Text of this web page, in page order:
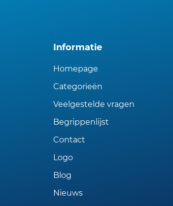
Informatie
Homepage
Categorieën
Veelgestelde vragen
Begrippenlijst
Contact
Logo
Blog
Nieuws